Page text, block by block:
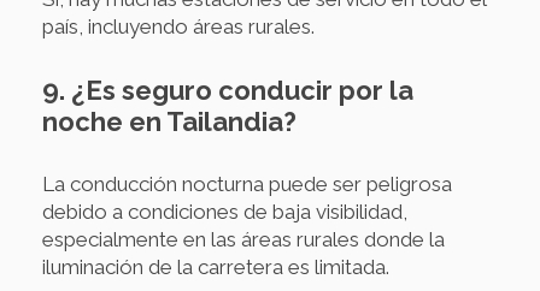
país, incluyendo áreas rurales.
9. ¿Es seguro conducir por la
noche en Tailandia?
La conducción nocturna puede ser peligrosa
debido a condiciones de baja visibilidad,
especialmente en las áreas rurales donde la
iluminación de la carretera es limitada.